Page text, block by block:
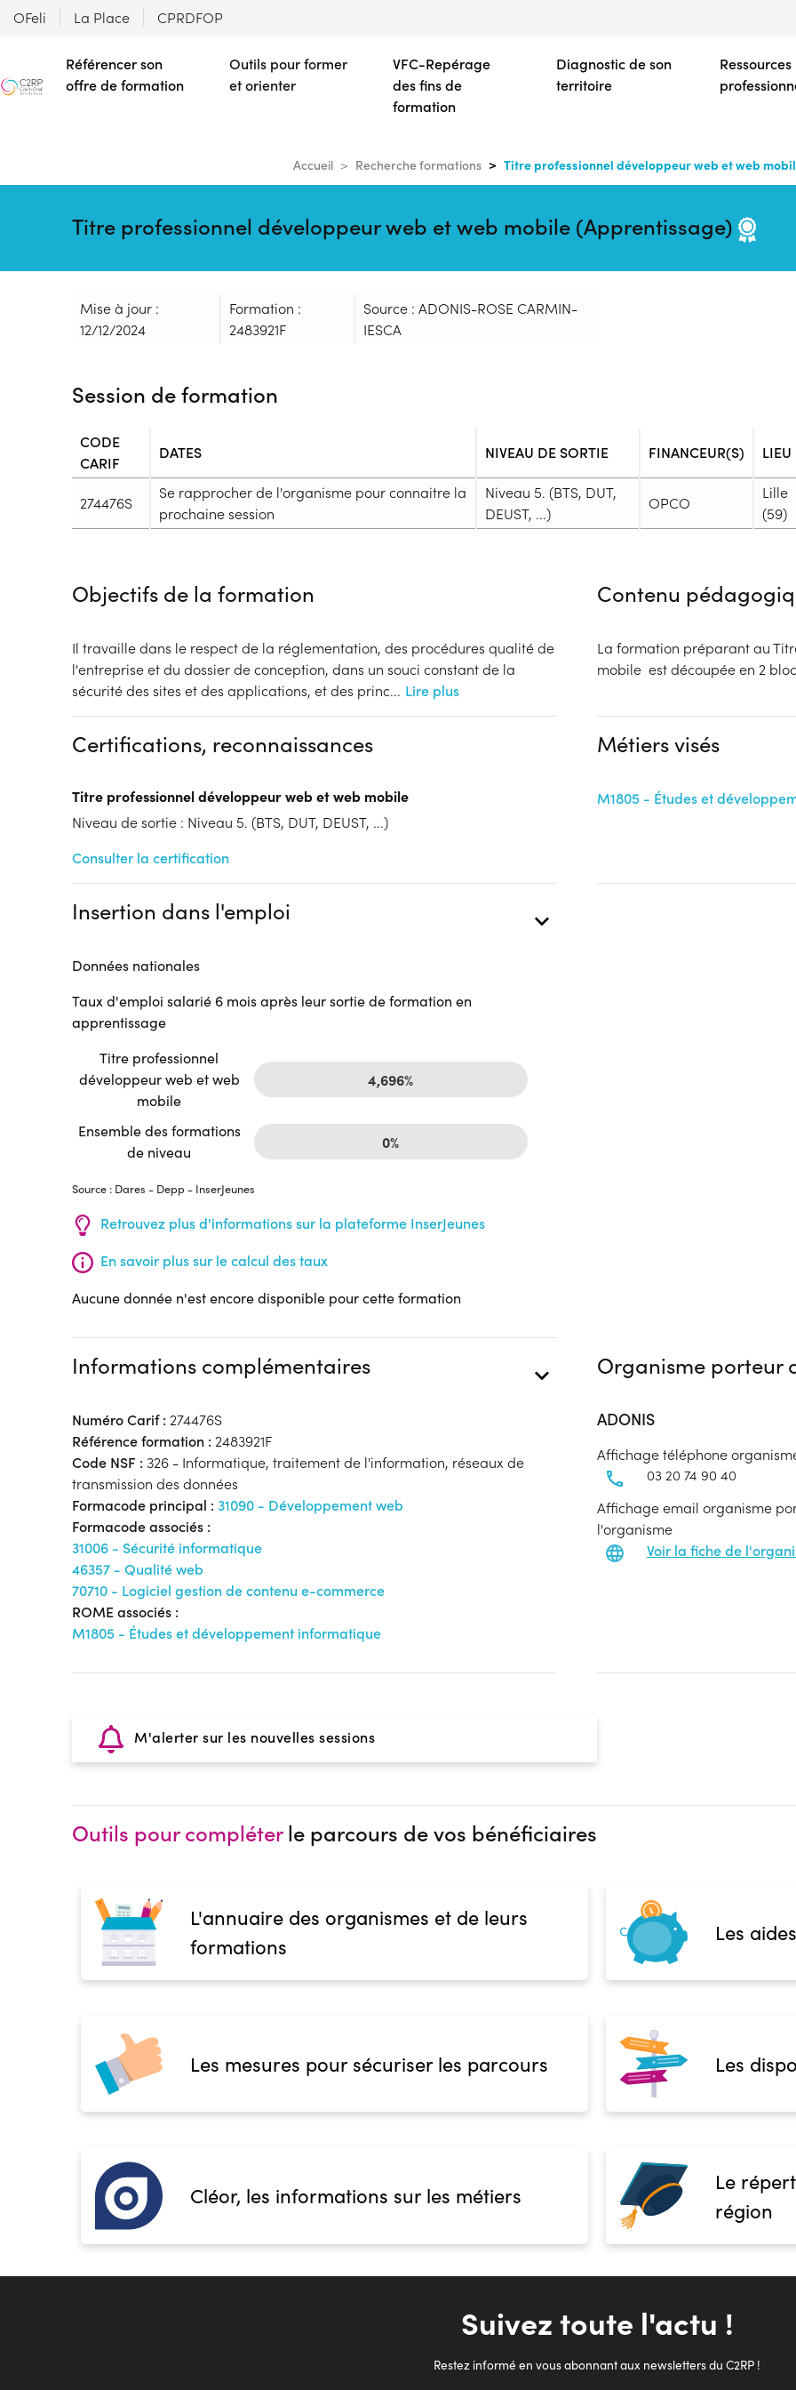
contenu
principal
OFeli La Place CPRDFOP
Référencer son
offre de formation
Outils pour former
et orienter
VFC-Repérage
des fins de
formation
Diagnostic de son
territoire
Ressources
Accueil Recherche formations Titre professionnel développeur web et web
Titre professionnel développeur web et web mobile (Apprentissage)
Mise à jour :
12/12/2024
Formation :
2483921F
Source : ADONIS-ROSE CARMIN-
IESCA
Session de formation
CODE
CARIF
DATES NIVEAU DE SORTIE FINANCEUR(S) LIEU
274476S
Se rapprocher de l'organisme pour connaitre la
prochaine session
Niveau 5. (BTS, DUT,
DEUST, ...)
OPCO
Lille
(59)
Durée en centre :658h
Rythme :
Hors temps de travail
Type de parcours :Parcours individualisé
Dispositif
Tarif :N.C.
Modalités d'enseignement : Formation hybride
Année 1 : Contrat d’apprentissage
Année 2 : Contrat d’apprentissage
Lieu de formation
ADONIS - Rose Carmin
Accueil sur le lieu de formation
Accès handicap :
Restauration :Pas de restauration
Transport :Pas de transport
Prérequis :
Être en possession d'un
Public :
En recherche d'emploi, Tout
- Contactez l'organisme pour
Aucune information
Objectifs de la formation
Il travaille dans le respect de la réglementation, des procédures qualité de
l'entreprise et du dossier de conception, dans un souci constant de la
sécurité des sites et des applications, et des princ... Lire plus
Contenu
La formation préparant au
mobile est découpée en
Certifications, reconnaissances
Titre professionnel développeur web et web mobile
Niveau de sortie : Niveau 5. (BTS, DUT, DEUST, ...)
Consulter la certification
Métiers visés
M1805 - Études et
Insertion dans l'emploi
Données nationales
Taux d'emploi salarié 6 mois après leur sortie de formation en
apprentissage
Titre professionnel
développeur web et web
mobile
4,696%
Ensemble des formations
de niveau
0%
Source : Dares - Depp - InserJeunes
Retrouvez plus d'informations sur la plateforme InserJeunes
En savoir plus sur le calcul des taux
Aucune donnée n'est encore disponible pour cette formation
Informations complémentaires
Numéro Carif : 274476S
Référence formation : 2483921F
Code NSF : 326 - Informatique, traitement de l'information, réseaux de
transmission des données
Formacode principal : 31090 - Développement web
Formacode associés :
31006 - Sécurité informatique
46357 - Qualité web
70710 - Logiciel gestion de contenu e-commerce
ROME associés :
M1805 - Études et développement informatique
Organisme porteur
ADONIS
Affichage téléphone
03 20 74 90 40
Affichage email organisme
l'organisme
Voir la fiche de
M'alerter sur les nouvelles sessions
Outils pour compléterle parcours de vos bénéficiaires
L'annuaire des organismes et de leurs
formations
Les
Les mesures pour sécuriser les parcours Les
Cléor, les informations sur les métiers
Le
région
Suivez toute l'actu !
Restez informé en vous abonnant aux newsletters du C2RP !